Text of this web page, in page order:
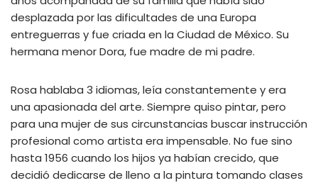
desplazada por las dificultades de una Europa
entreguerras y fue criada en la Ciudad de México. Su
hermana menor Dora, fue madre de mi padre.
Rosa hablaba 3 idiomas, leía constantemente y era
una apasionada del arte. Siempre quiso pintar, pero
para una mujer de sus circunstancias buscar instrucción
profesional como artista era impensable. No fue sino
hasta 1956 cuando los hijos ya habían crecido, que
decidió dedicarse de lleno a la pintura tomando clases